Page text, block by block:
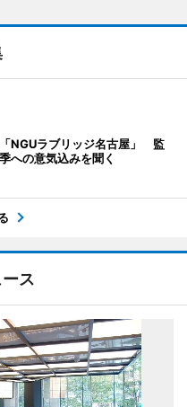
NGUラブリッジ名古屋」 監
への意気込みを聞く
ス